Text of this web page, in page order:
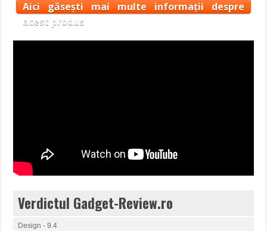
Aici găsești mai multe informații despre
acest produs
Verdictul Gadget-Review.ro
Design - 9.4